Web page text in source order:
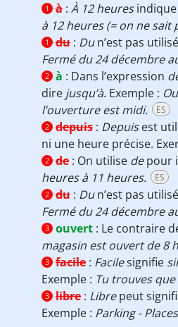
1 à : À 12 heuresindique
à 12 heures (= on ne
1 du : Dun’est pas
Fermé du 24 décembre
2 à : Dans l’expression
dire jusqu’à. Exemple :
l’ouverture est midi.
ES
2 depuis : Depuisest
ni une heure précise.
2 de : On utilise depour
heures à 11 heures.
ES
2 du : Dun’est pas
Fermé du 24 décembre
3 ouvert : Le contraire
magasin est ouvert de 8
3 facile : Facilesignifie
Exemple : Tu trouves
3 libre : Librepeut
Exemple : Parking -